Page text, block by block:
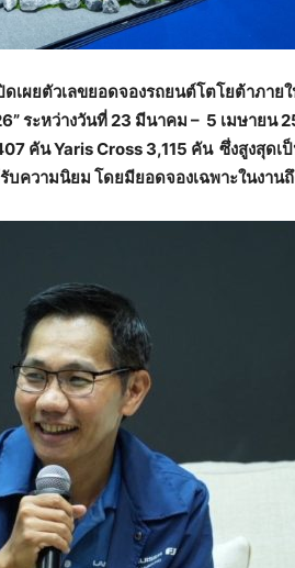
เผยตัวเลขยอดจองรถยนต์โตโยต้าภายใ
ระหว่างวันที่ 23 มีนาคม – 5 เมษายน
คัน Yaris Cross 3,115 คัน ซึ่งสูงสุดเ
บความนิยม โดยมียอดจองเฉพาะในงาน